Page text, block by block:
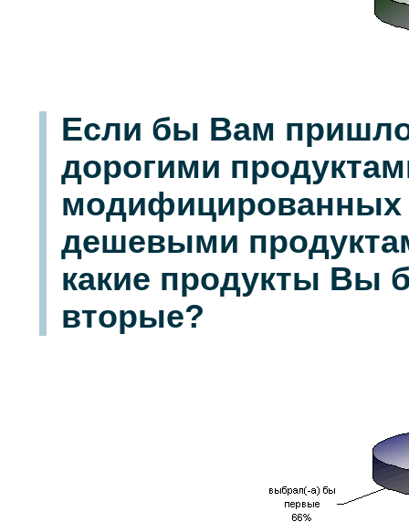
Если бы Вам
дорогими
модифицированных
дешевыми
какие продукты Вы
вторые?